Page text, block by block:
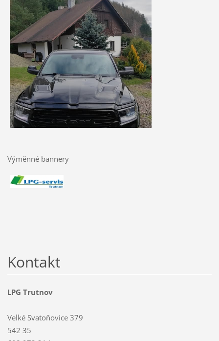
Výměnné bannery
Kontakt
LPG Trutnov
Velké Svatoňovice 379
542 35